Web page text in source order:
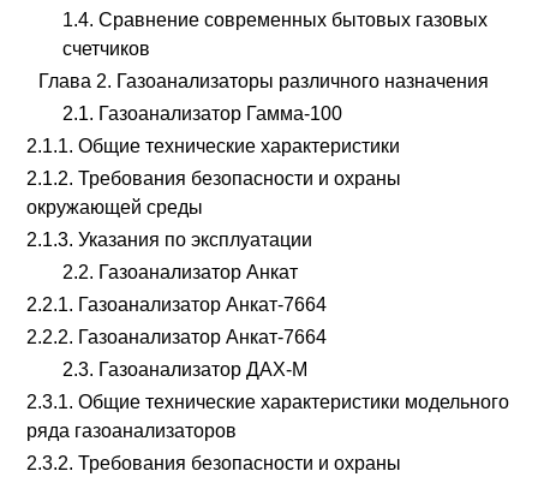
1.4. Сравнение современных бытовых газовых
счетчиков
Глава 2. Газоанализаторы различного назначения
2.1. Газоанализатор Гамма-100
2.1.1. Общие технические характеристики
2.1.2. Требования безопасности и охраны
окружающей среды
2.1.3. Указания по эксплуатации
2.2. Газоанализатор Анкат
2.2.1. Газоанализатор Анкат-7664
2.2.2. Газоанализатор Анкат-7664
2.3. Газоанализатор ДАХ-М
2.3.1. Общие технические характеристики модельного
ряда газоанализаторов
2.3.2. Требования безопасности и охраны